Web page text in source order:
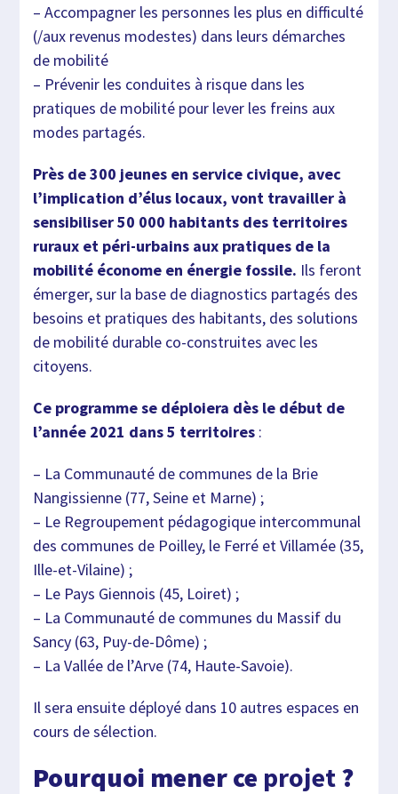
– Accompagner les personnes les plus en difficulté
(/aux revenus modestes) dans leurs démarches
de mobilité
– Prévenir les conduites à risque dans les
pratiques de mobilité pour lever les freins aux
modes partagés.
Près de 300 jeunes en service civique, avec
l’implication d’élus locaux, vont travailler à
sensibiliser 50 000 habitants des territoires
ruraux et péri-urbains aux pratiques de la
mobilité économe en énergie fossile. Ils feront
émerger, sur la base de diagnostics partagés des
besoins et pratiques des habitants, des solutions
de mobilité durable co-construites avec les
citoyens.
Ce programme se déploiera dès le début de
l’année 2021 dans 5 territoires :
– La Communauté de communes de la Brie
Nangissienne (77, Seine et Marne) ;
– Le Regroupement pédagogique intercommunal
des communes de Poilley, le Ferré et Villamée (35,
Ille-et-Vilaine) ;
– Le Pays Giennois (45, Loiret) ;
– La Communauté de communes du Massif du
Sancy (63, Puy-de-Dôme) ;
– La Vallée de l’Arve (74, Haute-Savoie).
Il sera ensuite déployé dans 10 autres espaces en
cours de sélection.
Pourquoi mener ce projet?